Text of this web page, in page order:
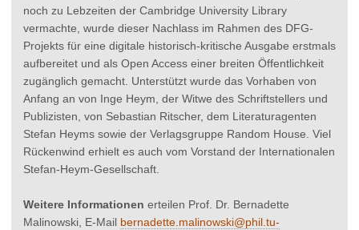
noch zu Lebzeiten der Cambridge University Library
vermachte, wurde dieser Nachlass im Rahmen des DFG-
Projekts für eine digitale historisch-kritische Ausgabe erstmals
aufbereitet und als Open Access einer breiten Öffentlichkeit
zugänglich gemacht. Unterstützt wurde das Vorhaben von
Anfang an von Inge Heym, der Witwe des Schriftstellers und
Publizisten, von Sebastian Ritscher, dem Literaturagenten
Stefan Heyms sowie der Verlagsgruppe Random House. Viel
Rückenwind erhielt es auch vom Vorstand der Internationalen
Stefan-Heym-Gesellschaft.
Weitere Informationen erteilen Prof. Dr. Bernadette
Malinowski, E-Mail bernadette.malinowski@phil.tu-